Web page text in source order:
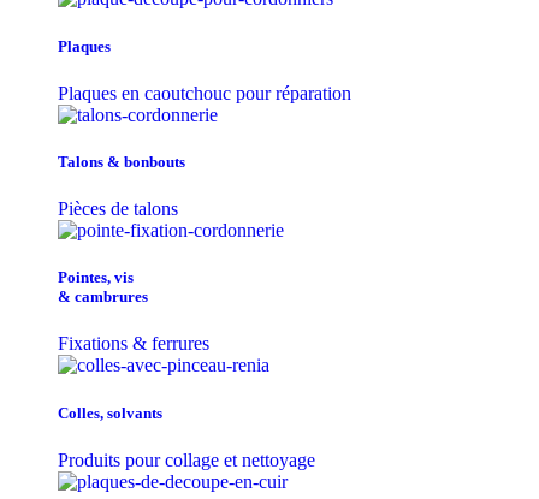
Plaques
Plaques en caoutchouc pour réparation
Talons & bonbouts
Pièces de talons
Pointes, vis
& cambrures
Fixations & ferrures
Colles, solvants
Produits pour collage et nettoyage